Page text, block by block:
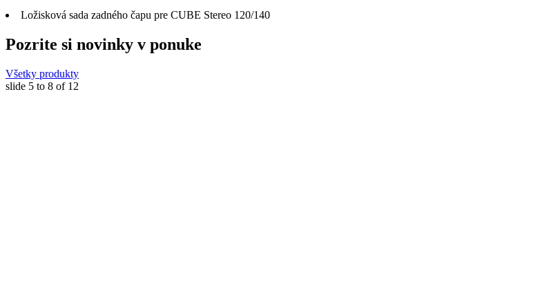
Ložisková sada zadného čapu pre CUBE Stereo 120/140
Pozrite si novinky v ponuke
Všetky produkty
slide 5 to 8 of 12